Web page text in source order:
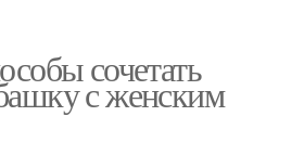
сочетать
с женским